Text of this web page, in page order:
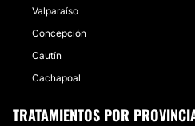
Valparaíso
Concepción
Cautín
Cachapoal
TRATAMIENTOS POR